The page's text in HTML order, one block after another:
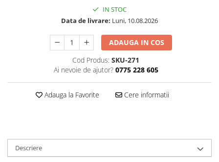
IN STOC
Data de livrare: Luni, 10.08.2026
ADAUGA IN COS
Cod Produs: SKU-271
Ai nevoie de ajutor? 0775 228 605
Adauga la Favorite Cere informatii
Descriere